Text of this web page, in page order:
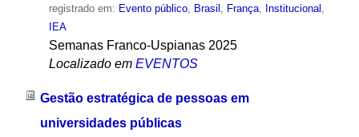
registrado em: Evento público, Brasil França, Institucional
IEA
Semanas Franco-Uspianas 2025
Localizado em EVENTOS
Gestão estratégica de pessoas em
universidades públicas